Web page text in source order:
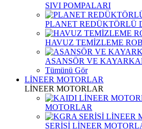
SIVI POMPALARI
PLANET REDÜKTÖRLÜ
HAVUZ TEMİZLEME
ASANSÖR VE
Tümünü Gör
LİNEER MOTORLAR
LİNEER MOTORLAR
MOTORLAR
SERİSİ LİNEER